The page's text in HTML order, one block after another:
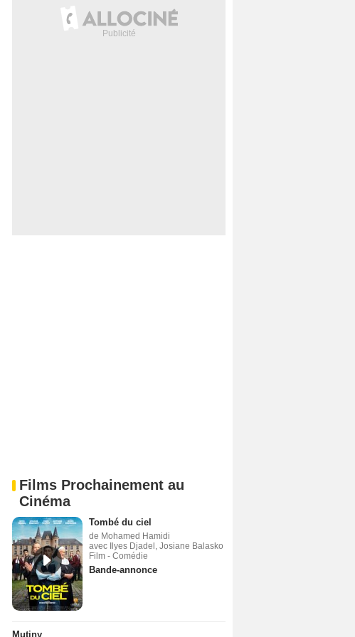
Films Prochainement au
Cinéma
Tombé du ciel
de Mohamed Hamidi
avec Ilyes Djadel, Josiane Balasko
Film - Comédie
Bande-annonce
Mutiny